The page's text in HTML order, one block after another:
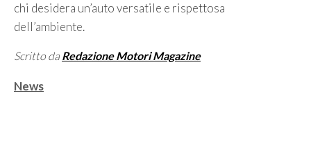
chi desidera un’auto versatile e rispettosa
dell’ambiente.
Scritto da Redazione Motori Magazine
Categorie
News